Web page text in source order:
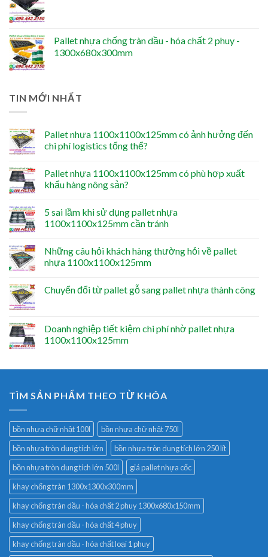
Pallet nhựa chống tràn dầu - hóa chất 2 phuy -
1300x680x300mm
TIN MỚI NHẤT
Pallet nhựa 1100x1100x125mm có ảnh hưởng đến
chi phí logistics tổng thể?
Pallet nhựa 1100x1100x125mm có phù hợp xuất
khẩu hàng nông sản?
5 sai lầm khi sử dụng pallet nhựa
1100x1100x125mm cần tránh
Những câu hỏi khách hàng thường hỏi về pallet
nhựa 1100x1100x125mm
Chuyển đổi từ pallet gỗ sang pallet nhựa thành công
Doanh nghiệp tiết kiệm chi phí nhờ pallet nhựa
1100x1100x125mm
TÌM SẢN PHẨM THEO TỪ KHÓA
bồn nhựa chữ nhật 100l
bồn nhựa chữ nhật 750l
bồn nhựa tròn dung tích lớn
bồn nhựa tròn dung tích lớn 250 lít
bồn nhựa tròn dung tích lớn 500l
giá pallet nhựa cốc
khay chống tràn 1300x1300x300mm
khay chống tràn dầu - hóa chất 2 phuy 1300x680x150mm
khay chống tràn dầu - hóa chất 4 phuy
khay chống tràn dầu - hóa chất loại 1 phuy